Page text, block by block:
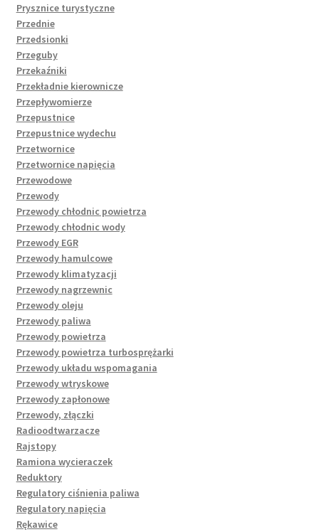
Prysznice turystyczne
Przednie
Przedsionki
Przeguby
Przekaźniki
Przekładnie kierownicze
Przepływomierze
Przepustnice
Przepustnice wydechu
Przetwornice
Przetwornice napięcia
Przewodowe
Przewody
Przewody chłodnic powietrza
Przewody chłodnic wody
Przewody EGR
Przewody hamulcowe
Przewody klimatyzacji
Przewody nagrzewnic
Przewody oleju
Przewody paliwa
Przewody powietrza
Przewody powietrza turbosprężarki
Przewody układu wspomagania
Przewody wtryskowe
Przewody zapłonowe
Przewody, złączki
Radioodtwarzacze
Rajstopy
Ramiona wycieraczek
Reduktory
Regulatory ciśnienia paliwa
Regulatory napięcia
Rękawice